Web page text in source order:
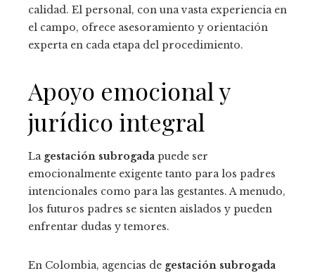
calidad. El personal, con una vasta experiencia en
el campo, ofrece asesoramiento y orientación
experta en cada etapa del procedimiento.
Apoyo emocional y
jurídico integral
La gestación subrogada puede ser
emocionalmente exigente tanto para los padres
intencionales como para las gestantes. A menudo,
los futuros padres se sienten aislados y pueden
enfrentar dudas y temores.
En Colombia, agencias de gestación subrogada